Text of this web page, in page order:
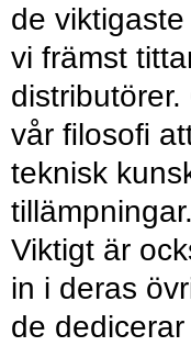
de
vi främst
vår ﬁlosoﬁ
teknisk
tillämpningar.
Viktigt är
in i deras
de